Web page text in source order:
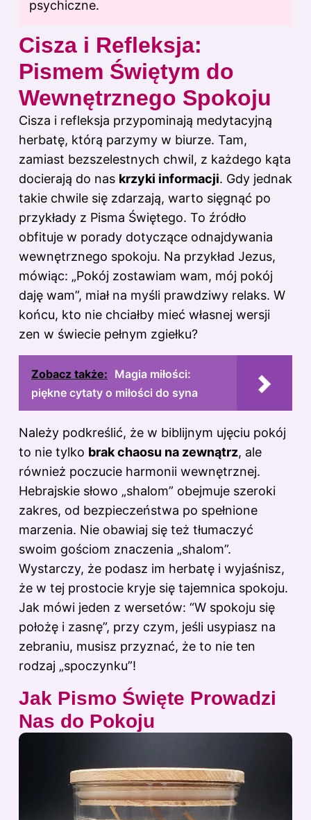
psychiczne.
Cisza i Refleksja:
Pismem Świętym do
Wewnętrznego Spokoju
Cisza i refleksja przypominają medytacyjną
herbatę, którą parzymy w biurze. Tam,
zamiast bezszelestnych chwil, z każdego kąta
docierają do nas krzyki informacji. Gdy jednak
takie chwile się zdarzają, warto sięgnąć po
przykłady z Pisma Świętego. To źródło
obfituje w porady dotyczące odnajdywania
wewnętrznego spokoju. Na przykład Jezus,
mówiąc: „Pokój zostawiam wam, mój pokój
daję wam”, miał na myśli prawdziwy relaks. W
końcu, kto nie chciałby mieć własnej wersji
zen w świecie pełnym zgiełku?
Zobacz także: Magia miłości:
piękne cytaty o miłości do syna
Należy podkreślić, że w biblijnym ujęciu pokój
to nie tylko brak chaosu na zewnątrz, ale
również poczucie harmonii wewnętrznej.
Hebrajskie słowo „shalom” obejmuje szeroki
zakres, od bezpieczeństwa po spełnione
marzenia. Nie obawiaj się też tłumaczyć
swoim gościom znaczenia „shalom”.
Wystarczy, że podasz im herbatę i wyjaśnisz,
że w tej prostocie kryje się tajemnica spokoju.
Jak mówi jeden z wersetów: “W spokoju się
położę i zasnę”, przy czym, jeśli usypiasz na
zebraniu, musisz przyznać, że to nie ten
rodzaj „spoczynku”!
Jak Pismo Święte Prowadzi
Nas do Pokoju